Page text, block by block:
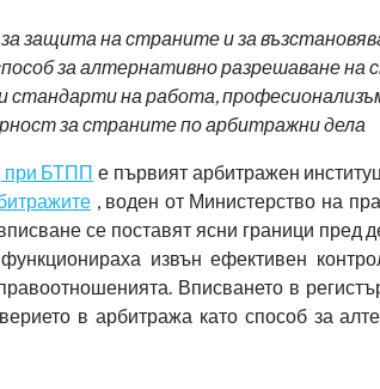
защита на страните и за
за алтернативно разрешаване на
стандарти на работа,
за страните по арбитражни дела
при БТПП е първият арбитражен
, воден от Министерство на
се поставят ясни граници пред
извън ефективен
Вписването в
в арбитража като способ за